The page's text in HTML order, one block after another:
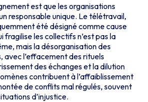
est que les organisations
responsable unique. Le télétravail,
été désigné comme cause
fragilise les collectifs n’est pas la
mais la désorganisation des
avec l’effacement des rituels
des échanges et la dilution
contribuent à l’affaiblissement
de conflits mal régulés, souvent
d’injustice.